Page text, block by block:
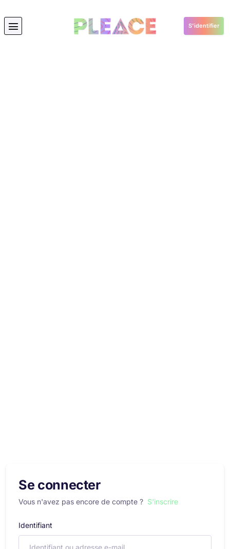
S'identifier
Se connecter
Vous n'avez pas encore de compte ? S'inscrire
Identifiant